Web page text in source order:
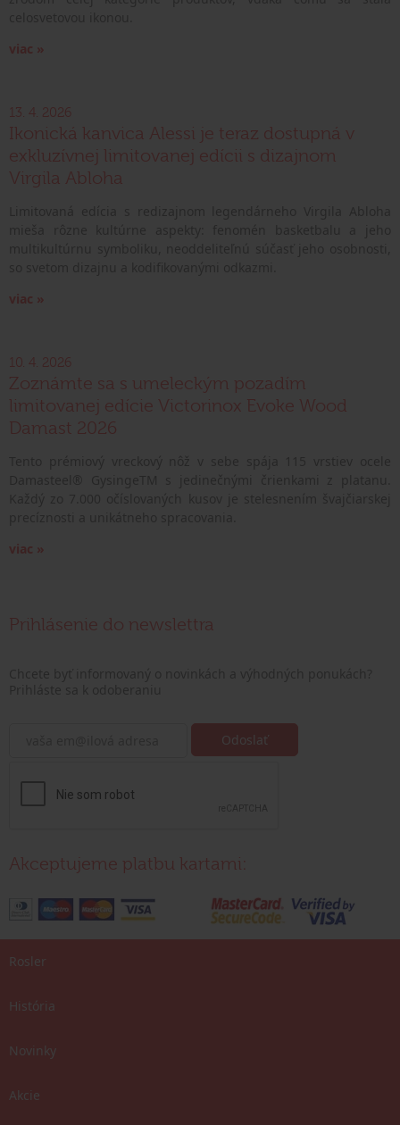
viac »
13. 4. 2026
Ikonická kanvica Alessi je teraz dostupná v
exkluzívnej limitovanej edícii s dizajnom
Virgila Abloha
viac »
10. 4. 2026
Zoznámte sa s umeleckým pozadím
limitovanej edície Victorinox Evoke Wood
Damast 2026
viac »
Prihlásenie do newslettra
Akceptujeme platbu kartami:
Rosler
História
Novinky
Akcie